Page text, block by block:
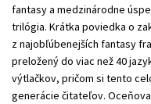
fantasy a medzinárodne
trilógia. Krátka poviedka o
z najobľúbenejších fantasy
preložený do viac než 40
výtlačkov, pričom si tento
generácie čitateľov.